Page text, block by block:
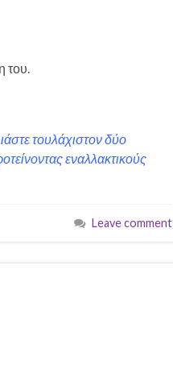
του.
τουλάχιστον δύο
εναλλακτικούς
Leave comment